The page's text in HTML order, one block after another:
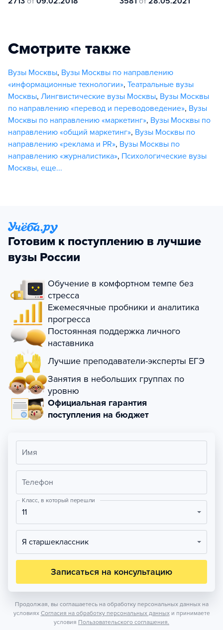
Смотрите также
Вузы Москвы, Вузы Москвы по направлению
«информационные технологии», Театральные вузы
Москвы, Лингвистические вузы Москвы, Вузы Москвы
по направлению «перевод и переводоведение», Вузы
Москвы по направлению «маркетинг», Вузы Москвы по
направлению «общий маркетинг», Вузы Москвы по
направлению «реклама и PR», Вузы Москвы по
направлению «журналистика», Психологические вузы
Москвы, еще...
Готовим к поступлению в лучшие
вузы России
Обучение в комфортном темпе без
стресса
Ежемесячные пробники и аналитика
прогресса
Постоянная поддержка личного
наставника
Лучшие преподаватели-эксперты ЕГЭ
Занятия в небольших группах по
уровню
Официальная гарантия
поступления на бюджет
Имя
Телефон
Класс, в который перешли
11
Я старшеклассник
Записаться на консультацию
Продолжая, вы соглашаетесь на обработку персональных данных на
условиях Согласия на обработку персональных данных и принимаете
условия Пользовательского соглашения.